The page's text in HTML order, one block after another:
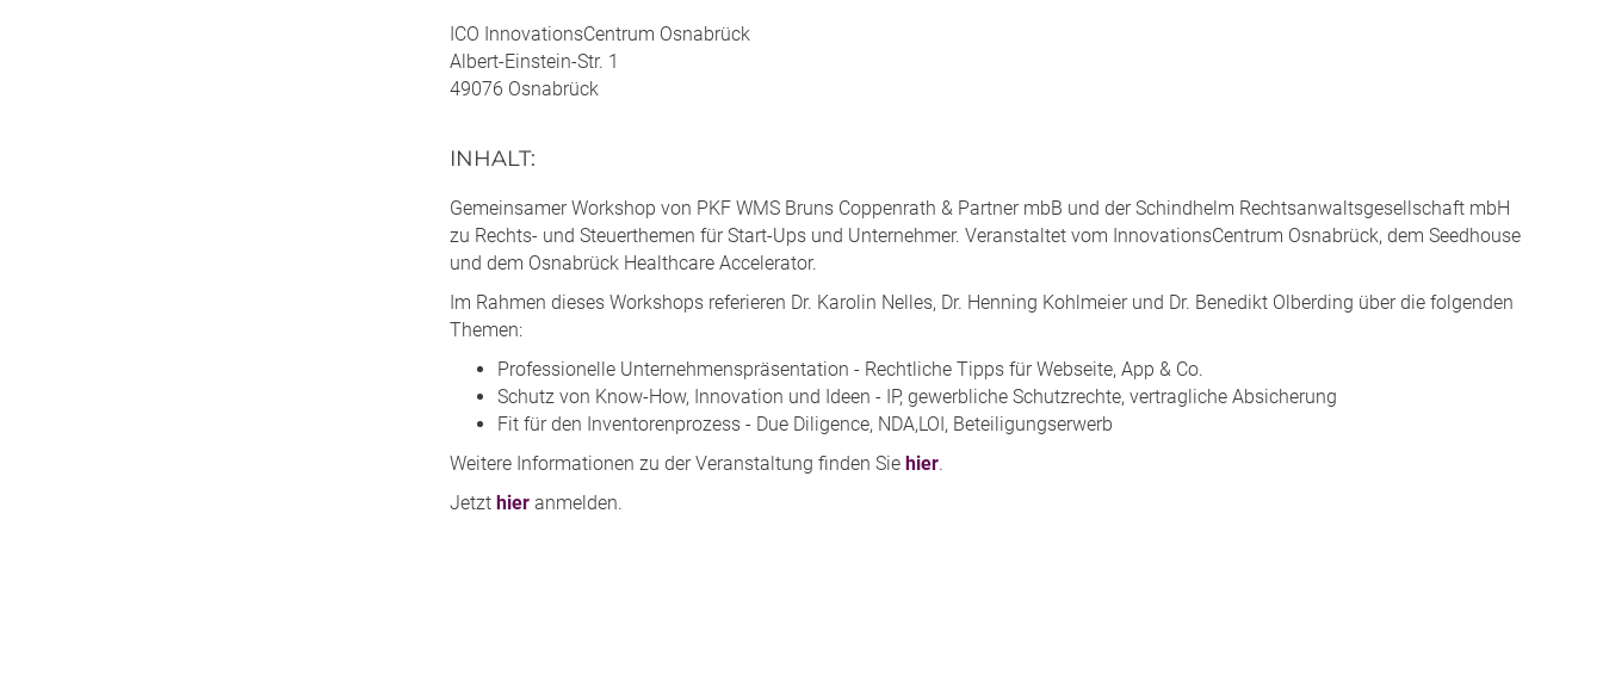
ICO InnovationsCentrum Osnabrück
Albert-Einstein-Str. 1
49076 Osnabrück
INHALT:
Gemeinsamer Workshop von PKF WMS Bruns Coppenrath & Partner mbB und der Schindhelm Rechtsanwaltsgesellschaft mbH
zu Rechts- und Steuerthemen für Start-Ups und Unternehmer. Veranstaltet vom InnovationsCentrum Osnabrück, dem Seedhouse
und dem Osnabrück Healthcare Accelerator.
Im Rahmen dieses Workshops referieren Dr. Karolin Nelles, Dr. Henning Kohlmeier und Dr. Benedikt Olberding über die folgenden
Themen:
Professionelle Unternehmenspräsentation - Rechtliche Tipps für Webseite, App & Co.
Schutz von Know-How, Innovation und Ideen - IP, gewerbliche Schutzrechte, vertragliche Absicherung
Fit für den Inventorenprozess - Due Diligence, NDA,LOI, Beteiligungserwerb
Weitere Informationen zu der Veranstaltung finden Sie hier.
Jetzt hier anmelden.